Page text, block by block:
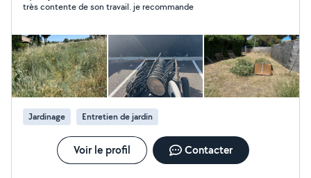
très contente de son travail. je recommande
Jardinage Entretien de jardin
Voir le profil Contacter